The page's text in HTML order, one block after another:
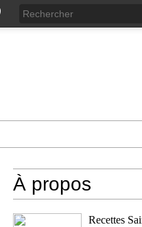
À propos
Recettes